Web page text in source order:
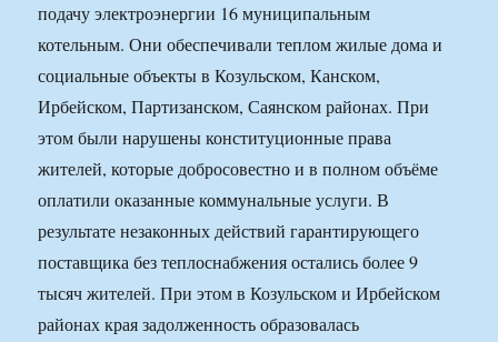
подачу электроэнергии 16 муниципальным
котельным. Они обеспечивали теплом жилые дома и
социальные объекты в Козульском, Канском,
Ирбейском, Партизанском, Саянском районах. При
этом были нарушены конституционные права
жителей, которые добросовестно и в полном объёме
оплатили оказанные коммунальные услуги. В
результате незаконных действий гарантирующего
поставщика без теплоснабжения остались более 9
тысяч жителей. При этом в Козульском и Ирбейском
районах края задолженность образовалась